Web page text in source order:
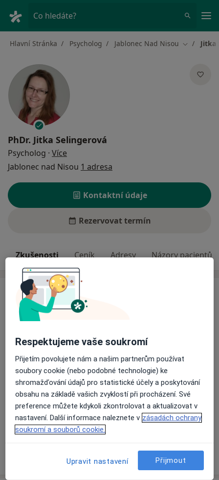
Co hledáte?
Hlavní Stránka Psycholog Jablonec Nad Nisou ZměnaJitka
PhDr. Jitka Selingerová
Psycholog · Více
Jablonec nad Nisou 1 adresa
Kontaktní údaje
Rezervovat termín
Zkušenosti Ceník Adresy Názory pacientů
Zkušenosti
Poskytuji individuální a párové poradenství, terapii pro
jednotlivce i páry. Jsem zkušená psycholožka s
Odborník na:
Psychosomatika
Hlavní léčená onemocnění
Sebevražedné myšlenky
Poruchy v mezilidských vztazích
Vztahová krize
Únava
Emocionální krize +8a11y_sr_more_diseases
o zkušenostech
Respektujeme vaše soukromí
Přijetím povolujete nám a našim partnerům používat
soubory cookie (nebo podobné technologie) ke
shromažďování údajů pro statistické účely a poskytování
obsahu na základě vašich zvyklostí při procházení. Své
preference můžete kdykoli zkontrolovat a aktualizovat v
nastavení. Další informace naleznete v zásadách ochrany
soukromí a souborů cookie.
Upravit nastavení Přijmout